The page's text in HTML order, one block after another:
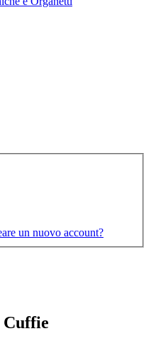
un nuovo account?